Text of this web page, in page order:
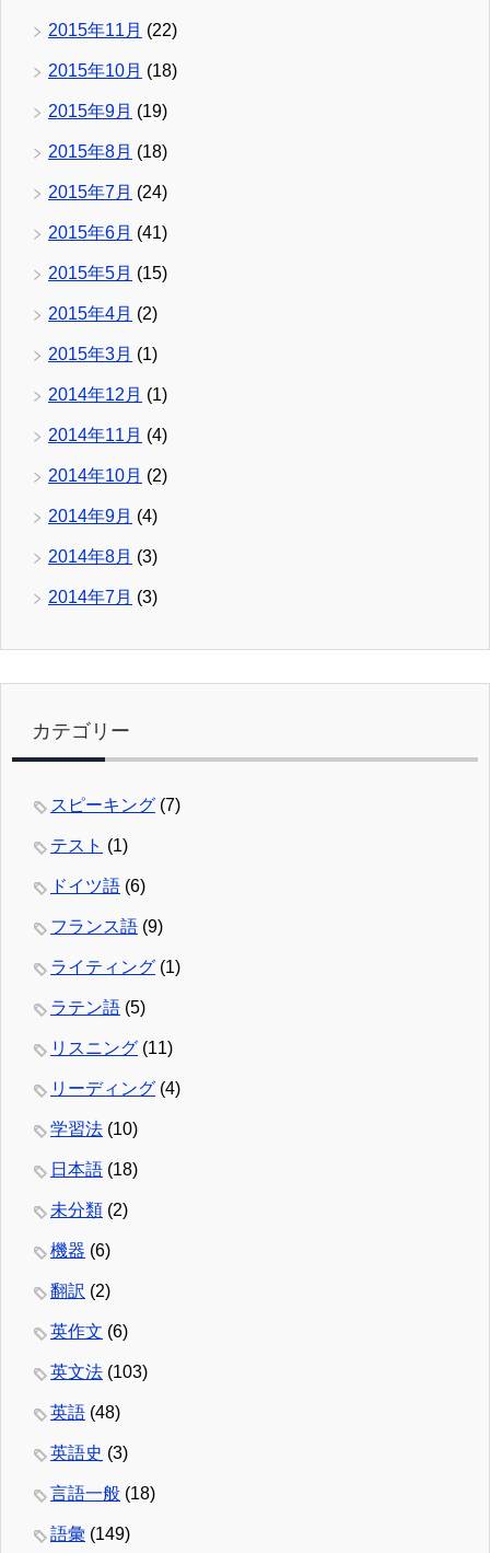
2015年11月 (22)
2015年10月 (18)
2015年9月 (19)
2015年8月 (18)
2015年7月 (24)
2015年6月 (41)
2015年5月 (15)
2015年4月 (2)
2015年3月 (1)
2014年12月 (1)
2014年11月 (4)
2014年10月 (2)
2014年9月 (4)
2014年8月 (3)
2014年7月 (3)
カテゴリー
スピーキング (7)
テスト (1)
ドイツ語 (6)
フランス語 (9)
ライティング (1)
ラテン語 (5)
リスニング (11)
リーディング (4)
学習法 (10)
日本語 (18)
未分類 (2)
機器 (6)
翻訳 (2)
英作文 (6)
英文法 (103)
英語 (48)
英語史 (3)
言語一般 (18)
語彙 (149)